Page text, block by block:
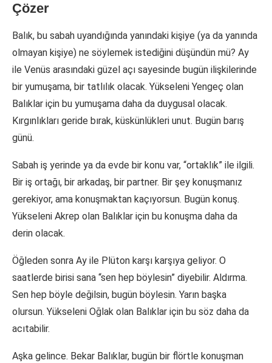
Çözer
Balık, bu sabah uyandığında yanındaki kişiye (ya da yanında
olmayan kişiye) ne söylemek istediğini düşündün mü? Ay
ile Venüs arasındaki güzel açı sayesinde bugün ilişkilerinde
bir yumuşama, bir tatlılık olacak. Yükseleni Yengeç olan
Balıklar için bu yumuşama daha da duygusal olacak.
Kırgınlıkları geride bırak, küskünlükleri unut. Bugün barış
günü.
Sabah iş yerinde ya da evde bir konu var, “ortaklık” ile ilgili.
Bir iş ortağı, bir arkadaş, bir partner. Bir şey konuşmanız
gerekiyor, ama konuşmaktan kaçıyorsun. Bugün konuş.
Yükseleni Akrep olan Balıklar için bu konuşma daha da
derin olacak.
Öğleden sonra Ay ile Plüton karşı karşıya geliyor. O
saatlerde birisi sana “sen hep böylesin” diyebilir. Aldırma.
Sen hep böyle değilsin, bugün böylesin. Yarın başka
olursun. Yükseleni Oğlak olan Balıklar için bu söz daha da
acıtabilir.
Aşka gelince. Bekar Balıklar, bugün bir flörtle konuşman